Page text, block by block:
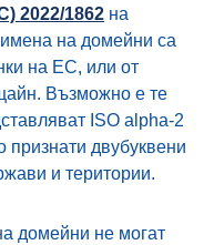
2022/1862 на
на домейни са
на ЕС, или от
Възможно е те
ISO alpha-2
признати двубуквени
и територии.
домейни не могат